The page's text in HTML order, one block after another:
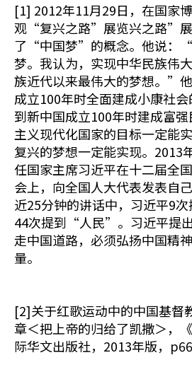
[1] 2012年11月29日，在国家
观“复兴之路”展览兴之路”展
了“中国梦”的概念。他说：“
梦。我认为，实现中华民族伟
族近代以来最伟大的梦想。”
成立100年时全面建成小康社会
到新中国成立100年时建成富
主义现代化国家的目标一定能
复兴的梦想一定能实现。2013
任国家主席习近平在十二届全
会上，向全国人大代表发表自
近25分钟的讲话中，习近平9
44次提到“人民”。习近平提
走中国道路，必须弘扬中国精
量。
[2]关于红歌运动中的中国基督
章＜把上帝的归给了凯撒＞，
际华文出版社，2013年版，